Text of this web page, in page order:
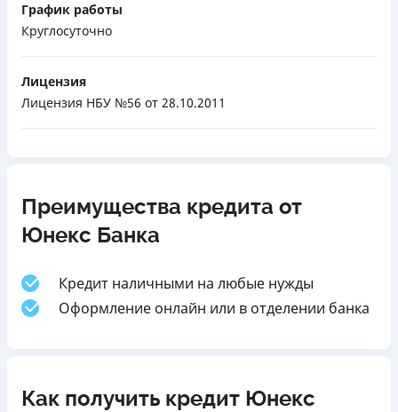
График работы
Круглосуточно
Лицензия
Лицензия НБУ №56 от 28.10.2011
Преимущества кредита от
Юнекс Банка
Кредит наличными на любые нужды
Оформление онлайн или в отделении банка
Как получить кредит Юнекс